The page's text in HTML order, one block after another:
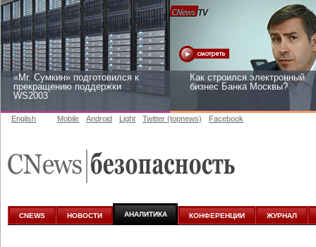
«Mr. Сумкин» подготовился к
прекращению поддержки
WS2003
Как строился электронный
бизнес Банка Москвы?
аналитике
English Mobile Android Light Twitter (topnews) Facebook
CNEWS НОВОСТИ АНАЛИТИКА КОНФЕРЕНЦИИ ЖУРНАЛ